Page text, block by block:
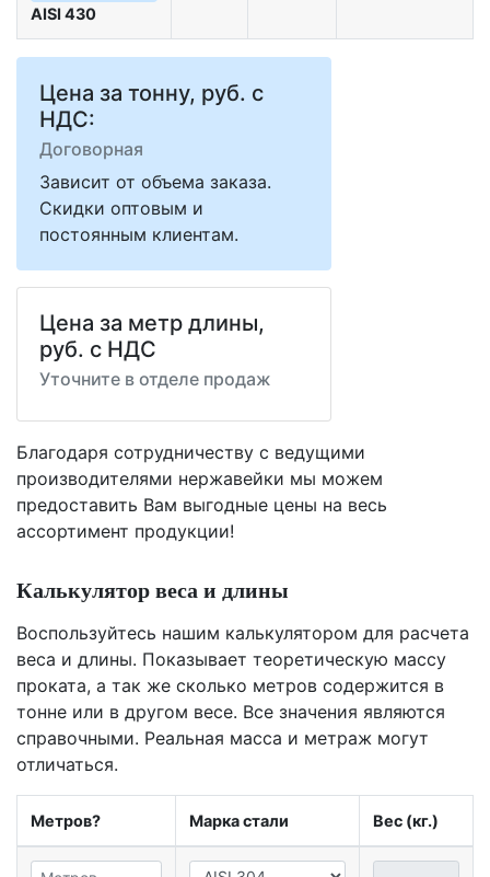
AISI 430
Цена за тонну, руб. с
НДС:
Договорная
Зависит от объема заказа.
Скидки оптовым и
постоянным клиентам.
Цена за метр длины,
руб. с НДС
Уточните в отделе продаж
Благодаря сотрудничеству с ведущими
производителями нержавейки мы можем
предоставить Вам выгодные цены на весь
ассортимент продукции!
Калькулятор веса и длины
Воспользуйтесь нашим калькулятором для расчета
веса и длины. Показывает теоретическую массу
проката, а так же сколько метров содержится в
тонне или в другом весе. Все значения являются
справочными. Реальная масса и метраж могут
отличаться.
Метров? Марка стали Вес (кг.)